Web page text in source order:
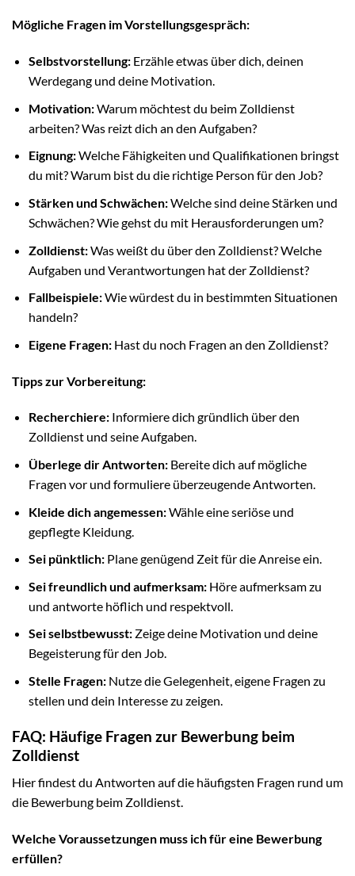
Mögliche Fragen im Vorstellungsgespräch:
Selbstvorstellung:Erzähle etwas über dich, deinen
Werdegang und deine Motivation.
Motivation:Warum möchtest du beim Zolldienst
arbeiten? Was reizt dich an den Aufgaben?
Eignung:Welche Fähigkeiten und Qualifikationen bringst
du mit? Warum bist du die richtige Person für den Job?
Stärken und Schwächen:Welche sind deine Stärken und
Schwächen? Wie gehst du mit Herausforderungen um?
Zolldienst:Was weißt du über den Zolldienst? Welche
Aufgaben und Verantwortungen hat der Zolldienst?
Fallbeispiele:Wie würdest du in bestimmten Situationen
handeln?
Eigene Fragen:Hast du noch Fragen an den Zolldienst?
Tipps zur Vorbereitung:
Recherchiere:Informiere dich gründlich über den
Zolldienst und seine Aufgaben.
Überlege dir Antworten:Bereite dich auf mögliche
Fragen vor und formuliere überzeugende Antworten.
Kleide dich angemessen:Wähle eine seriöse und
gepflegte Kleidung.
Sei pünktlich:Plane genügend Zeit für die Anreise ein.
Sei freundlich und aufmerksam:Höre aufmerksam zu
und antworte höflich und respektvoll.
Sei selbstbewusst:Zeige deine Motivation und deine
Begeisterung für den Job.
Stelle Fragen:Nutze die Gelegenheit, eigene Fragen zu
stellen und dein Interesse zu zeigen.
FAQ: Häufige Fragen zur Bewerbung beim
Zolldienst
Hier findest du Antworten auf die häufigsten Fragen rund um
die Bewerbung beim Zolldienst.
Welche Voraussetzungen muss ich für eine Bewerbung
erfüllen?